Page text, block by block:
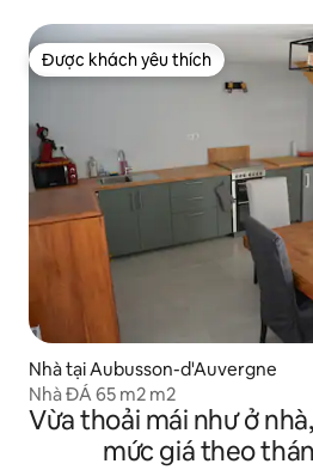
Được khách yêu thích
Được khách yêu thích
Nhà tại Aubusson-d'Auvergne
Nhà ĐÁ 65 m2 m2
Vừa thoải mái như ở
mức giá theo